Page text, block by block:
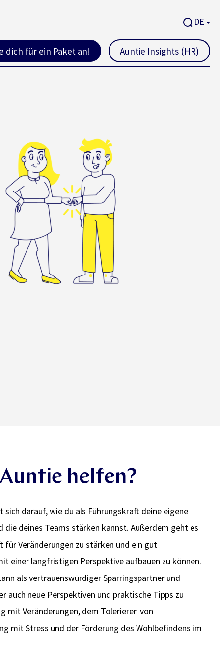
DE
dich für ein Paket an! Auntie Insights (HR)
helfen?
sich darauf, wie du als Führungskraft deine eigene
deines Teams stärken kannst. Außerdem geht es
für Veränderungen zu stärken und ein gut
einer langfristigen Perspektive aufbauen zu können.
als vertrauenswürdiger Sparringspartner und
auch neue Perspektiven und praktische Tipps zu
mit Veränderungen, dem Tolerieren von
mit Stress und der Förderung des Wohlbefindens im